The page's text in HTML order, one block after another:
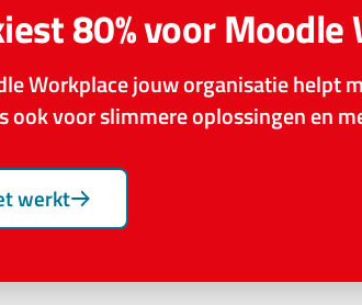
80% voor Moodle
Workplace jouw organisatie helpt
ook voor slimmere oplossingen en
werkt